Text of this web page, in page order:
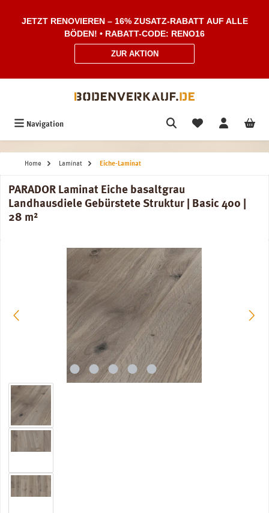
JETZT RENOVIEREN – 16% ZUSATZ-RABATT AUF ALLE
BÖDEN! • RABATT-CODE: RENO16
ZUR AKTION
Navigation
Home Laminat Eiche-Laminat
PARADOR Laminat Eiche basaltgrau
Landhausdiele Gebürstete Struktur | Basic 400 |
28 m²
Bildergalerie überspringen